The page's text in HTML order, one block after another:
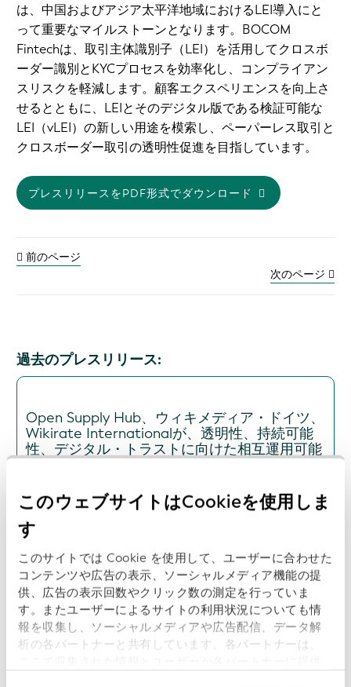
このウェブサイトはCookieを使用しま
す
このサイトでは Cookie を使用して、ユーザーに合わせた
コンテンツや広告の表示、ソーシャルメディア機能の提
供、広告の表示回数やクリック数の測定を行っていま
す。またユーザーによるサイトの利用状況についても情
報を収集し、ソーシャルメディアや広告配信、データ解
析の各パートナーと共有しています。各パートナーは、
は、中国およびアジア太平洋地域におけるLEI導入にと
って重要なマイルストーンとなります。BOCOM
Fintechは、取引主体識別子（LEI）を活用してクロスボ
ーダー識別とKYCプロセスを効率化し、コンプライアン
スリスクを軽減します。顧客エクスペリエンスを向上さ
せるとともに、LEIとそのデジタル版である検証可能な
LEI（vLEI）の新しい用途を模索し、ペーパーレス取引と
クロスボーダー取引の透明性促進を目指しています。
プレスリリースをPDF形式でダウンロード
前のページ
次のページ
過去のプレスリリース:
Open Supply Hub、ウィキメディア・ドイツ、
Wikirate Internationalが、透明性、持続可能
性、デジタル・トラストに向けた相互運用可能
なオープンデータの推進を目的として、GLEIF
ク（GODIN）に参加
日付: 2026-07-16
ISITCとGLEIF、業界のベストプラクティスとデ
ータの透明性を支援するための連携を開始
日付: 2026-06-16